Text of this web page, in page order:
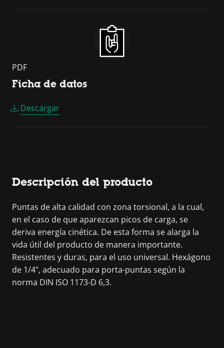
PDF
Ficha de datos
Descargar
Descripción del producto
Puntas de alta calidad con zona torsional, a la cual,
en el caso de que aparezcan picos de carga, se
deriva energía cinética. De esta forma se alarga la
vida útil del producto de manera importante.
Resistentes y duras, para el uso universal. Hexágono
de 1/4", adecuado para porta-puntas según la
norma DIN ISO 1173-D 6,3.